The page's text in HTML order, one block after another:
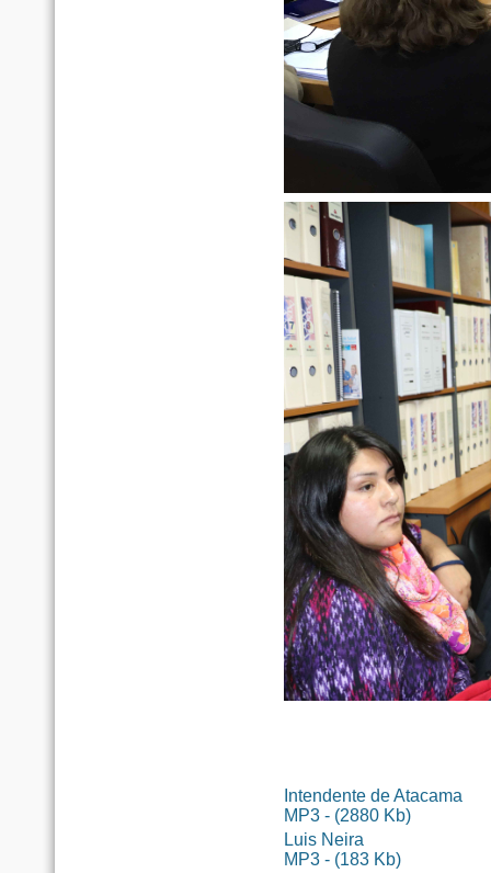
Intendente de Atacama
MP3 - (2880 Kb)
Luis Neira
MP3 - (183 Kb)